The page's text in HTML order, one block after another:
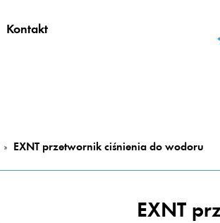
Kontakt
EXNT przetwornik ciśnienia do wodoru
EXNT